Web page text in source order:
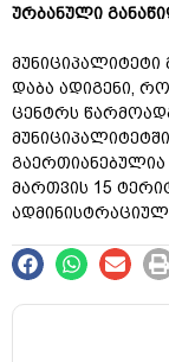
ურბანული
დაბა ადიგენი,
ცენტრს
მართვის 15